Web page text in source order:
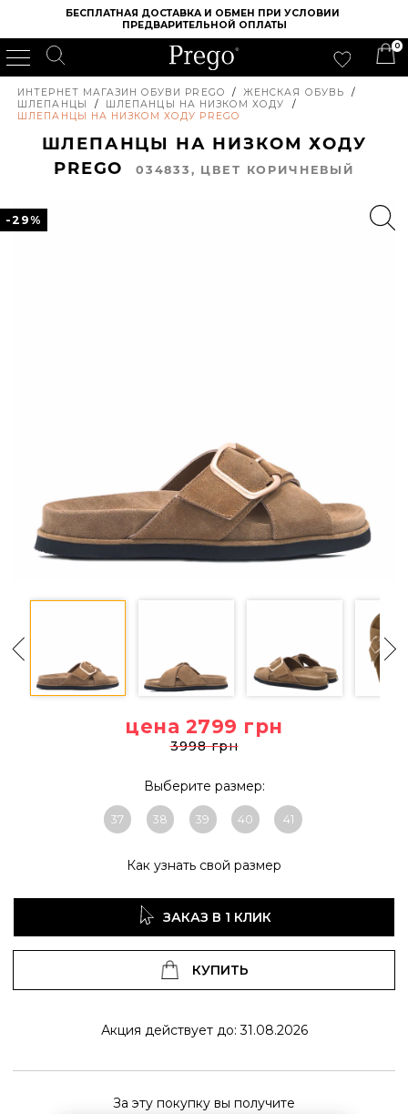
БЕСПЛАТНАЯ ДОСТАВКА И ОБМЕН ПРИ УСЛОВИИ
ПРЕДВАРИТЕЛЬНОЙ ОПЛАТЫ
0
ИНТЕРНЕТ МАГАЗИН ОБУВИ PREGO / ЖЕНСКАЯ ОБУВЬ
/
ШЛЕПАНЦЫ
/ ШЛЕПАНЦЫ НА НИЗКОМ ХОДУ
/
ШЛЕПАНЦЫ НА НИЗКОМ ХОДУ PREGO
ШЛЕПАНЦЫ НА НИЗКОМ ХОДУ
PREGO
034833, ЦВЕТ КОРИЧНЕВЫЙ
-29%
цена 2799 грн
3998 грн
Выберите размер:
37 38 39 40 41
Как узнать свой размер
ЗАКАЗ В 1 КЛИК
КУПИТЬ
Акция действует до: 31.08.2026
За эту покупку вы получите